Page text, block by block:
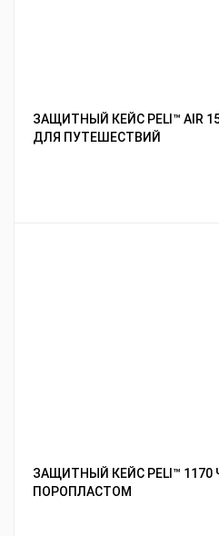
ЗАЩИТНЫЙ КЕЙС PELI™ AIR
ДЛЯ ПУТЕШЕСТВИЙ
ЗАЩИТНЫЙ КЕЙС PELI™ 1170
ПОРОПЛАСТОМ